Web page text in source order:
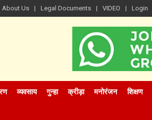
About Us Legal Documents VIDEO Login
व्यवसाय गुन्हा क्रीड़ा मनोरंजन शिक्षण